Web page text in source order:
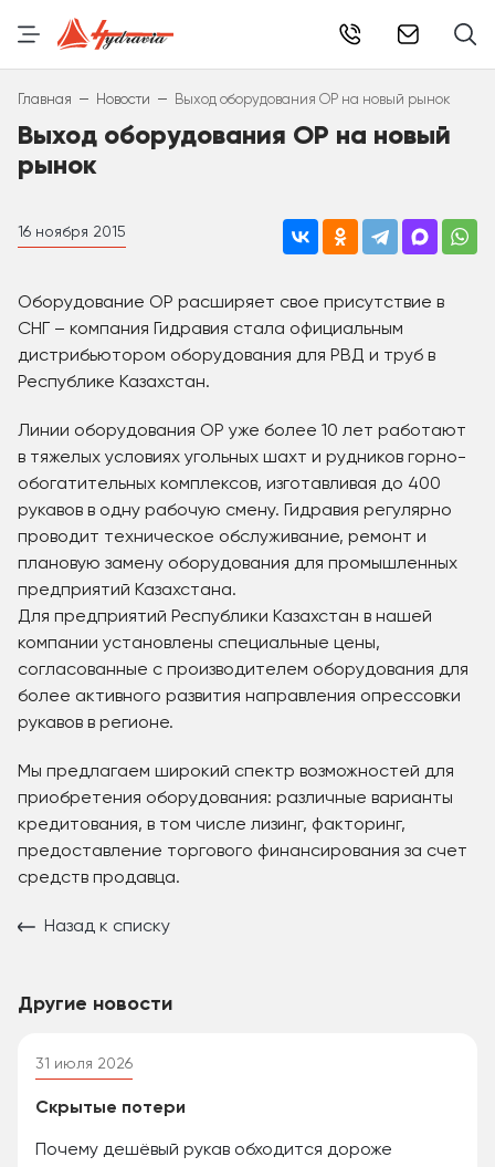
Главная – Новости – Выход оборудования OP на новый рынок
Выход оборудования OP на новый
рынок
16 ноября 2015
Оборудование OP расширяет свое присутствие в
СНГ – компания Гидравия стала официальным
дистрибьютором оборудования для РВД и труб в
Республике Казахстан.
Линии оборудования OP уже более 10 лет работают
в тяжелых условиях угольных шахт и рудников горно-
обогатительных комплексов, изготавливая до 400
рукавов в одну рабочую смену. Гидравия регулярно
проводит техническое обслуживание, ремонт и
плановую замену оборудования для промышленных
предприятий Казахстана.
Для предприятий Республики Казахстан в нашей
компании установлены специальные цены,
согласованные с производителем оборудования для
более активного развития направления опрессовки
рукавов в регионе.
Мы предлагаем широкий спектр возможностей для
приобретения оборудования: различные варианты
кредитования, в том числе лизинг, факторинг,
предоставление торгового финансирования за счет
средств продавца.
Назад к списку
Другие новости
31 июля 2026
Скрытые потери
Почему дешёвый рукав обходится дороже